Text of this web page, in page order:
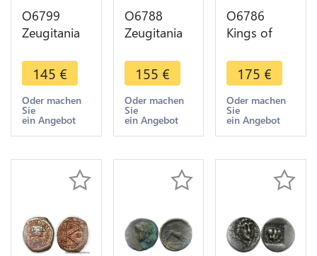
O6799
Zeugitania
Unité
Bronze 400-
350 BC
Tanit horse
->Make
145 €
Oder machen
Sie
ein Angebot
O6788
Zeugitania
Unité
Bronze 400-
350 BC
Tanit horse
->Make
155 €
Oder machen
Sie
ein Angebot
O6786
Kings of
Prusias II
Cynegos
182-149
Centaure -
>Make
175 €
Oder machen
Sie
ein Angebot